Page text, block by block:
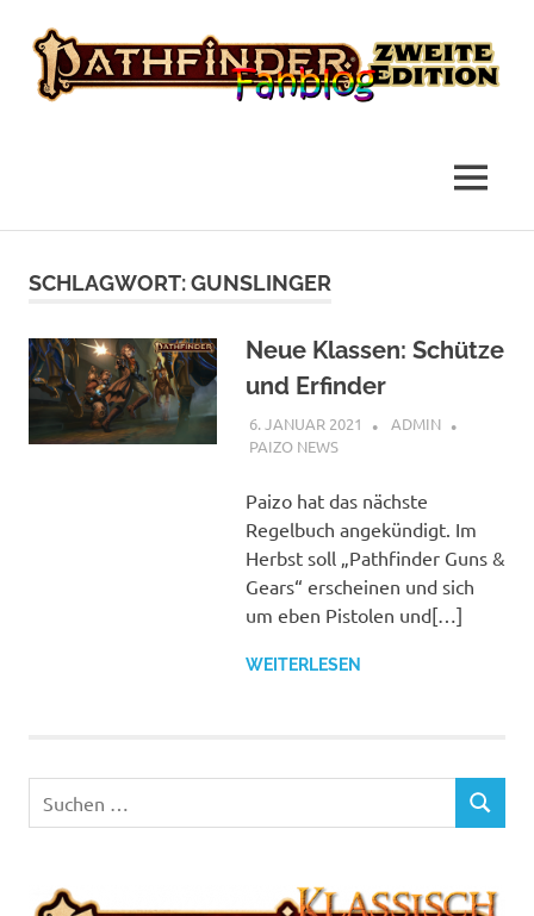
Inhalt
MENÜ
SCHLAGWORT:GUNSLINGER
Neue Klassen: Schütze
und Erfinder
6. JANUAR 2021
ADMIN
PAIZO NEWS
Paizo hat das nächste
Regelbuch angekündigt. Im
Herbst soll „Pathfinder Guns &
Gears“ erscheinen und sich
um eben Pistolen und[…]
WEITERLESEN
nach:
SUCHEN